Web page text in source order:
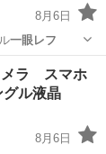
8月6日
一眼レフ
メラ スマホ
ル液晶
8月6日